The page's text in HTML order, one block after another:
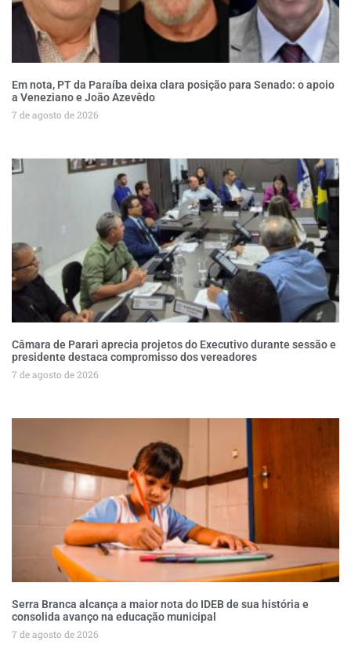
Em nota, PT da Paraíba deixa clara posição para Senado: o apoio
a Veneziano e João Azevêdo
7 de agosto de 2026
Câmara de Parari aprecia projetos do Executivo durante sessão e
presidente destaca compromisso dos vereadores
7 de agosto de 2026
Serra Branca alcança a maior nota do IDEB de sua história e
consolida avanço na educação municipal
7 de agosto de 2026